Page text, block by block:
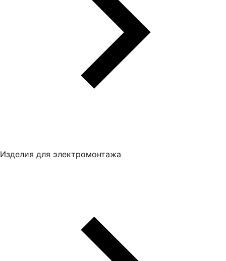
Изделия для электромонтажа